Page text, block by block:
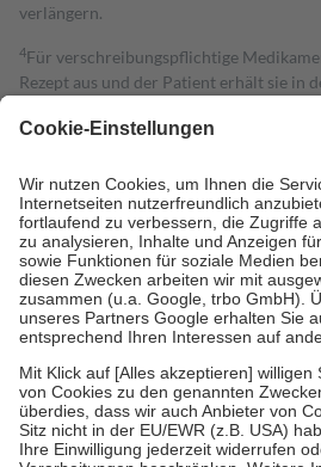
verlängern.
4Für verschreibungspflichtige
Rezept aus und der Patient erhält sie in
Kosten dafür, der Versicherte trägt
Grundsätzlich leisten Mitglieder
Prozent des Abgabepreises,mindestens
höchstens zehn Euro.Es sind jedoch nie
Kosten der Leistung zu entrichten.
Diese Regeln gelten grundsätzlich auch
Bei Heilmitteln und häuslicher
Zuzahlung zehn Prozent der Kosten
Um das Engagement der Versicherten
stärken und die besondere Stellung der
fallenkeine Zuzahlungen an bei:
• Kindern und Jugendlichen bis zum